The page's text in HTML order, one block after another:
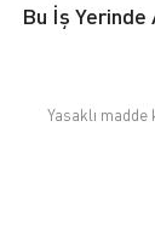
Bu İş Yerinde
Yasaklı madde